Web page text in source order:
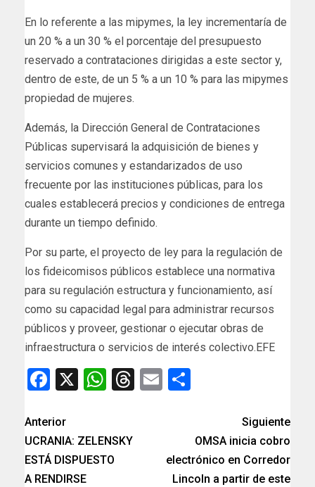
En lo referente a las mipymes, la ley incrementaría de
un 20 % a un 30 % el porcentaje del presupuesto
reservado a contrataciones dirigidas a este sector y,
dentro de este, de un 5 % a un 10 % para las mipymes
propiedad de mujeres.
Además, la Dirección General de Contrataciones
Públicas supervisará la adquisición de bienes y
servicios comunes y estandarizados de uso
frecuente por las instituciones públicas, para los
cuales establecerá precios y condiciones de entrega
durante un tiempo definido.
Por su parte, el proyecto de ley para la regulación de
los fideicomisos públicos establece una normativa
para su regulación estructura y funcionamiento, así
como su capacidad legal para administrar recursos
públicos y proveer, gestionar o ejecutar obras de
infraestructura o servicios de interés colectivo.EFE
Facebook
X WhatsApp
Threads
Email
Anterior
UCRANIA: ZELENSKY
ESTÁ DISPUESTO
A RENDIRSE
Siguiente
OMSA inicia cobro
electrónico en Corredor
Lincoln a partir de este